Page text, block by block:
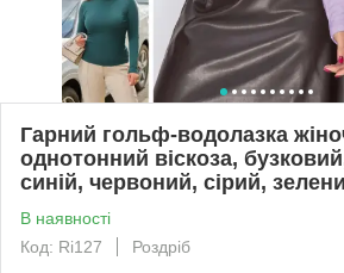
Гарний гольф-водолазка
однотонний віскоза,
синій, червоний, сірий,
В наявності
Код: Ri127
Роздріб